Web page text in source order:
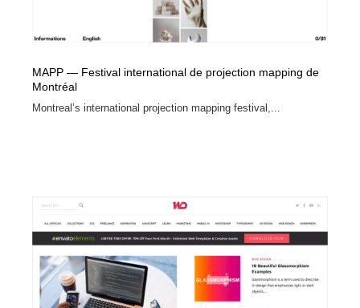
MAPP — Festival international de projection mapping de
Montréal
Montreal’s international projection mapping festival,...